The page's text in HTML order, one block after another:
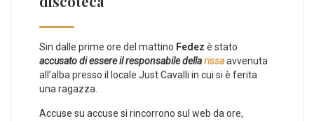
Sin dalle prime ore del mattino Fedez è stato
accusato di essere il responsabile dellarissaavvenuta
all’alba presso il locale Just Cavalli in cui si è ferita
una ragazza.
Accuse su accuse si rincorrono sul web da ore,